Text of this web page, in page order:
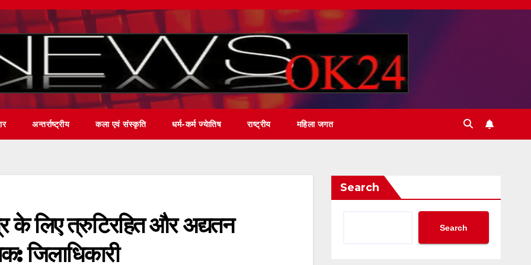
अन्तर्राष्ट्रीय कला एवं संस्कृति धर्म-कर्म ज्येातिष राष्ट्रीय महिला जगत
लिए त्रुटिरहित और अद्यतन
जिलाधिकारी
Search
Search